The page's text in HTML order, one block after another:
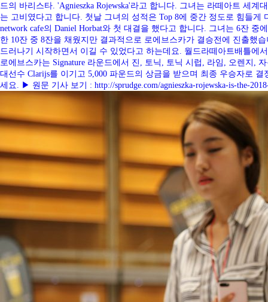
드의 바리스타. 'Agnieszka Rojewska'라고 합니다. 그녀는 라떼아트 세
는 고비였다고 합니다. 첫날 그녀의 성적은 Top 8에 중간 정도로 힘들
network cafe의 Daniel Horbat와 첫 대결을 했다고 합니다. 그녀는 6잔
한 10잔 중 8잔을 채웠지만 결과적으로 로에브스카가 결승전에 진출했
드러나기 시작하면서 이길 수 있었다고 하는데요. 월드라떼아트배틀에
로에브스카는 Signature 라운드에서 진, 토닉, 토닉 시럽, 라임, 오렌지,
대선수 Clarijs를 이기고 5,000 파운드의 상금을 받으며 최종 우승자로
세요. ▶ 원문 기사 보기 : http://sprudge.com/agnieszka-rojewska-is-the-